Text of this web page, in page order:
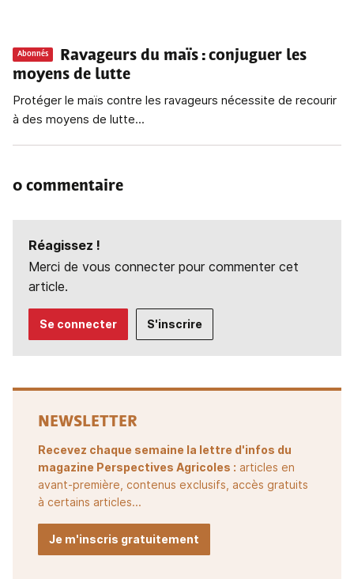
Abonnés
Ravageurs du maïs : conjuguer les
moyens de lutte
Protéger le maïs contre les ravageurs nécessite de recourir
à des moyens de lutte...
0 commentaire
Réagissez !
Merci de vous connecter pour commenter cet
article.
Se connecter S'inscrire
NEWSLETTER
Recevez chaque semaine la lettre d'infos du
magazine Perspectives Agricoles : articles en
avant-première, contenus exclusifs, accès gratuits
à certains articles...
Je m'inscris gratuitement